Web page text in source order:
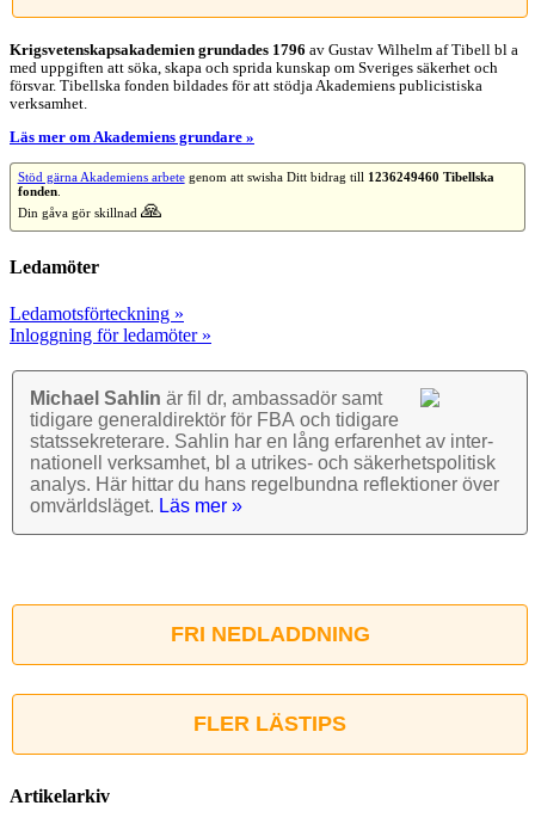
Krigsvetenskap­sakademien grundades 1796 av Gustav Wilhelm af Tibell bl a
med uppgiften att söka, skapa och sprida kunskap om Sveriges säkerhet och
försvar. Tibellska fonden bildades för att stödja Akademiens publicistiska
verksamhet.
Läs mer om Akademiens grundare »
Stöd gärna Akademiens arbetegenom att swisha Ditt bidrag till 1236249460 Tibellska
fonden.
Din gåva gör skillnad 🙏
Ledamöter
Ledamotsförteckning »
Inloggning för ledamöter »
Michael Sahlin är fil dr, ambassadör samt
tidigare general­direktör för FBA och tidigare
stats­sekre­terare. Sahlin har en lång erfarenhet av inter­
nationell verk­samhet, bl a utrikes- och säkerhets­politisk
analys. Här hittar du hans regel­bundna reflek­tioner över
omvärlds­läget. Läs mer »
FRI NEDLADDNING
FLER LÄSTIPS
Artikelarkiv